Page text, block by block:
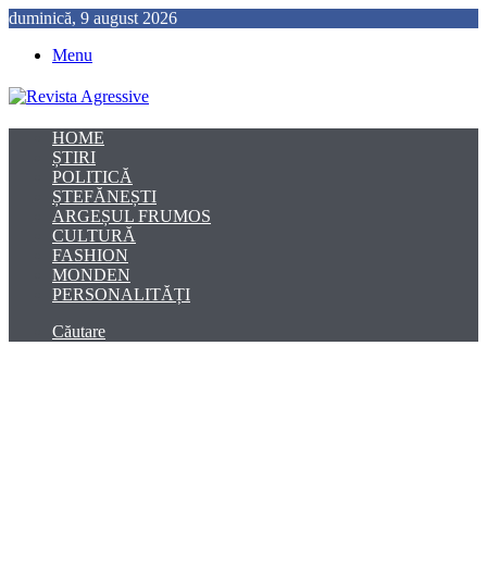
duminică, 9 august 2026
Menu
HOME
ȘTIRI
POLITICĂ
ȘTEFĂNEȘTI
ARGEȘUL FRUMOS
CULTURĂ
FASHION
MONDEN
PERSONALITĂȚI
Căutare